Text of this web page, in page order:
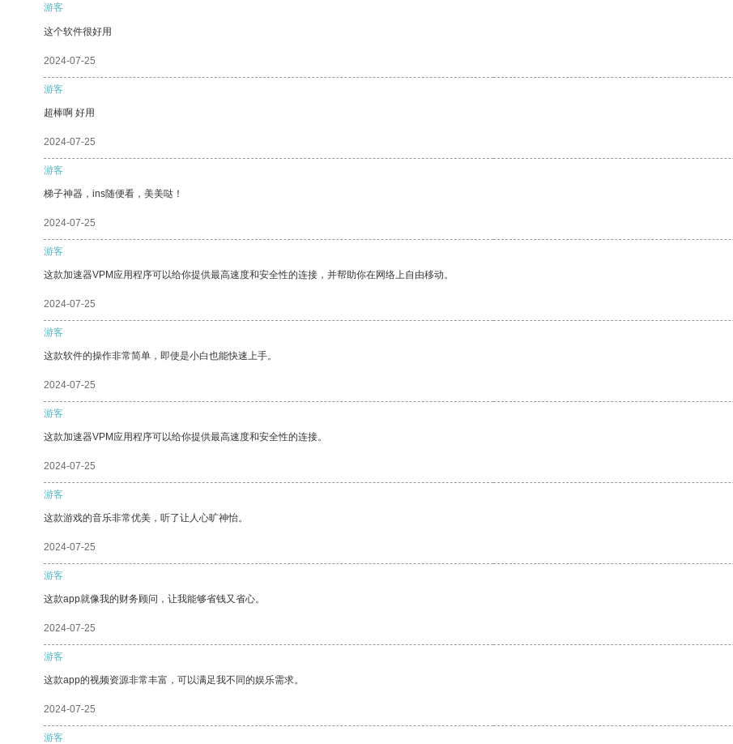
游客
这个软件很好用
2024-07-25
游客
超棒啊 好用
2024-07-25
游客
梯子神器，ins随便看，美美哒！
2024-07-25
游客
这款加速器VPM应用程序可以给你提供最高速度和安全性的连接，并帮助你在网络上自由移动。
2024-07-25
游客
这款软件的操作非常简单，即使是小白也能快速上手。
2024-07-25
游客
这款加速器VPM应用程序可以给你提供最高速度和安全性的连接。
2024-07-25
游客
这款游戏的音乐非常优美，听了让人心旷神怡。
2024-07-25
游客
这款app就像我的财务顾问，让我能够省钱又省心。
2024-07-25
游客
这款app的视频资源非常丰富，可以满足我不同的娱乐需求。
2024-07-25
游客